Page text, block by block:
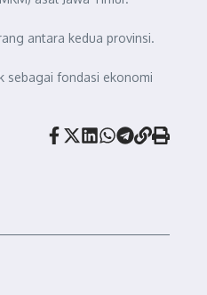
antara kedua provinsi.
sebagai fondasi ekonomi